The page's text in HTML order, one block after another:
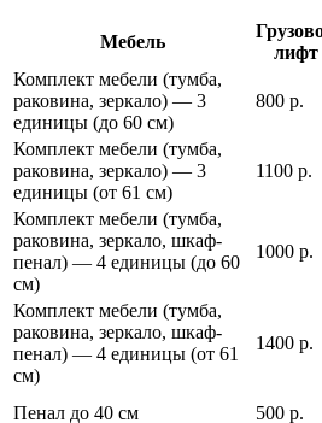
Мебель
лифт
Комплект мебели (тумба,
раковина, зеркало) — 3
единицы (до 60 см)
800 р.
Комплект мебели (тумба,
раковина, зеркало) — 3
единицы (от 61 см)
1100 р.
Комплект мебели (тумба,
раковина, зеркало, шкаф-
пенал) — 4 единицы (до 60
см)
1000 р.
Комплект мебели (тумба,
раковина, зеркало, шкаф-
пенал) — 4 единицы (от 61
см)
1400 р.
Пенал до 40 см 500 р.